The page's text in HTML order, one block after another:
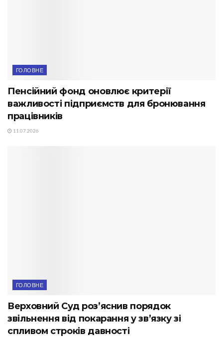
ГОЛОВНЕ
Пенсійний фонд оновлює критерії
важливості підприємств для бронювання
працівників
11.07.2026
ГОЛОВНЕ
Верховний Суд роз’яснив порядок
звільнення від покарання у зв’язку зі
спливом строків давності